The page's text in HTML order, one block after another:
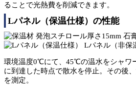
ることで光熱費を削減できます。
Lパネル（保温仕様）の性能
環境温度0℃にて、45℃の温水をシャワ
に到達した時点で散水を停止。その後
を測定。